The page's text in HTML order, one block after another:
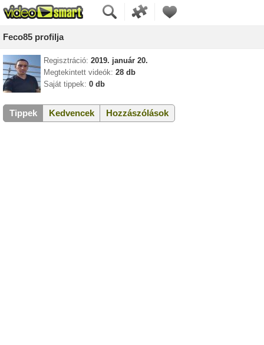
Feco85 profilja
Regisztráció: 2019. január 20.
Megtekintett videók: 28 db
Saját tippek: 0 db
Tippek Kedvencek Hozzászólások